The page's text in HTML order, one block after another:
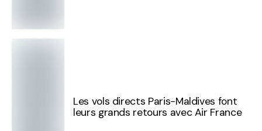
Les vols directs Paris-Maldives font
leurs grands retours avec Air France